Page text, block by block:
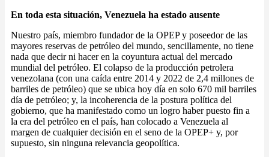
En toda esta situación, Venezuela ha estado ausente
Nuestro país, miembro fundador de la OPEP y poseedor de las
mayores reservas de petróleo del mundo, sencillamente, no tiene
nada que decir ni hacer en la coyuntura actual del mercado
mundial del petróleo. El colapso de la producción petrolera
venezolana (con una caída entre 2014 y 2022 de 2,4 millones de
barriles de petróleo) que se ubica hoy día en solo 670 mil barriles
día de petróleo; y, la incoherencia de la postura política del
gobierno, que ha manifestado como un logro haber puesto fin a
la era del petróleo en el país, han colocado a Venezuela al
margen de cualquier decisión en el seno de la OPEP+ y, por
supuesto, sin ninguna relevancia geopolítica.